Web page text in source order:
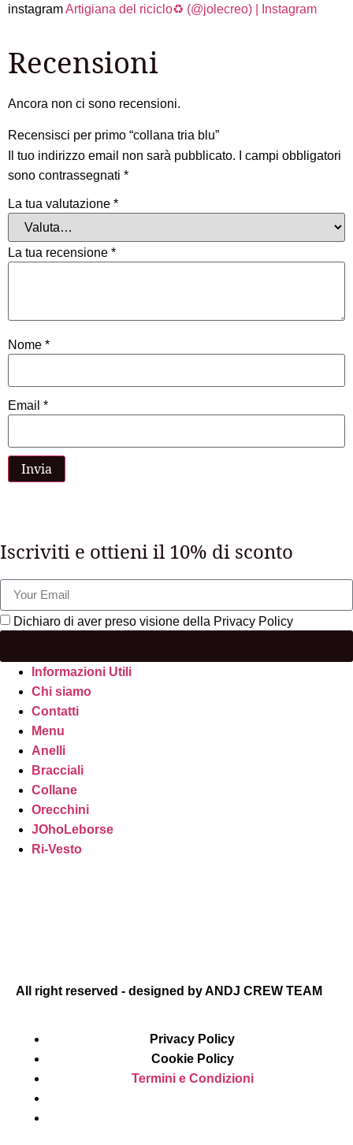
instagramArtigiana del riciclo♻️ (@jolecreo) | Instagram
Recensioni
Ancora non ci sono recensioni.
Recensisci per primo “collana tria blu”
Il tuo indirizzo email non sarà pubblicato.
I campi obbligatori
sono contrassegnati *
La tua valutazione *
La tua recensione *
Nome *
Email *
Iscriviti e ottieni il 10% di sconto
Dichiaro di aver preso visione della Privacy Policy
Informazioni Utili
Chi siamo
Contatti
Menu
Anelli
Bracciali
Collane
Orecchini
JOhoLeborse
Ri-Vesto
All right reserved - designed by ANDJ CREW TEAM
Privacy Policy
Cookie Policy
Termini e Condizioni